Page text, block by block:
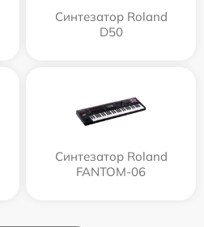
Синтезатор Roland
D50
Синтезатор Roland
FANTOM-06